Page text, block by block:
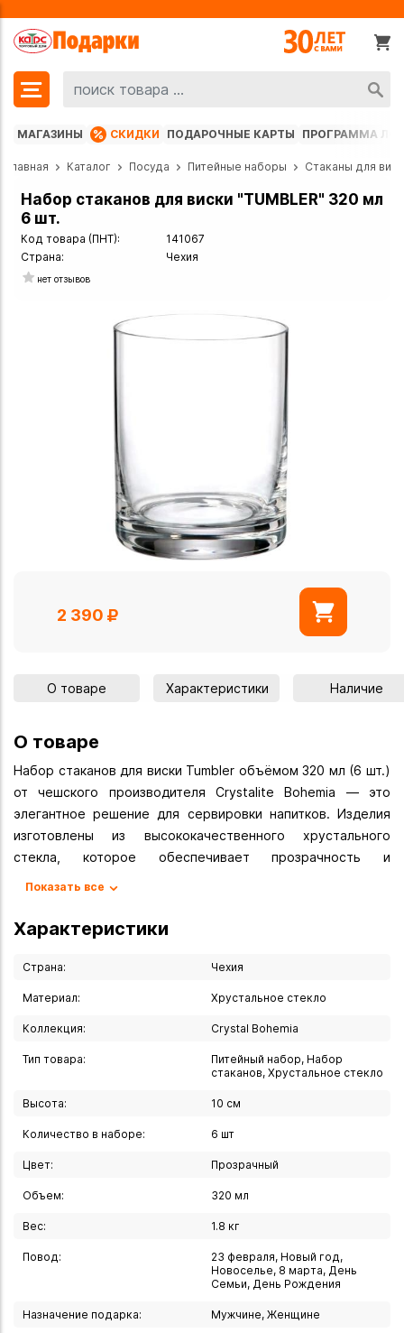
МАГАЗИНЫ СКИДКИ ПОДАРОЧНЫЕ КАРТЫ ПРОГРАММА
Главная Каталог Посуда Питейные наборы Стаканы для
Набор стаканов для виски "TUMBLER" 320 мл
6 шт.
Код товара (ПНТ):
141067
Страна:
Чехия
нет отзывов
2 390
О товаре Характеристики Наличие
О товаре
Набор стаканов для виски Tumbler объёмом 320 мл (6 шт.)
от чешского производителя Crystalite Bohemia — это
элегантное решение для сервировки напитков. Изделия
изготовлены из высококачественного хрустального
стекла, которое обеспечивает прозрачность и
- Количество в наборе: 6 шт..
- Объём каждого стакана: 320 мл.
- Материал: хрустальное стекло.
- Дизайн: классический, с акцентом на форму, которая
подчёркивает эстетику сервировки.
Набор стаканов Tumbler от Crystalite Bohemia — это
качественному стеклу и продуманному дизайну, эти
стаканы станут отличным дополнением к вашей посуде
Ангарске, а также сделать заказ в интернет-магазине с
доставкой курьером по Иркутску или транспортной
Показать все
Характеристики
Страна: Чехия
Материал: Хрустальное стекло
Коллекция: Crystal Bohemia
Тип товара:
Питейный набор, Набор
стаканов, Хрустальное стекло
Высота: 10 см
Количество в наборе: 6 шт
Цвет: Прозрачный
Объем: 320 мл
Вес: 1.8 кг
Повод:
23 февраля, Новый год,
Новоселье, 8 марта, День
Семьи, День Рождения
Назначение подарка: Мужчине, Женщине